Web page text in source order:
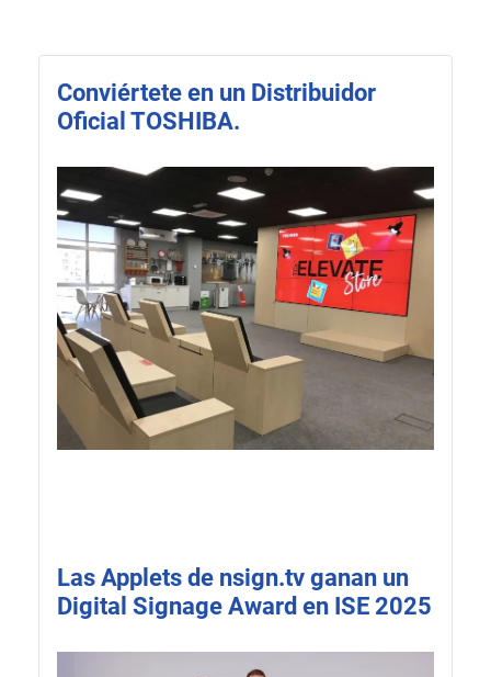
Conviértete en un Distribuidor
Oficial TOSHIBA.
Las Applets de nsign.tv ganan un
Digital Signage Award en ISE 2025